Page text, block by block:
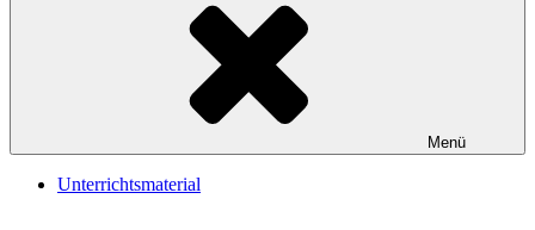
Menü
Unterrichtsmaterial